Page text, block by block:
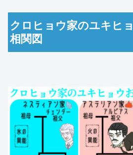
クロヒョウ家のユキヒ
相関図